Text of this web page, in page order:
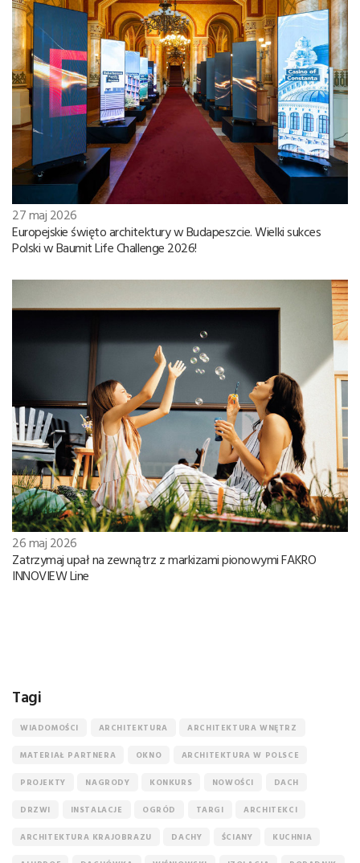
27 maj 2026
Europejskie święto architektury w Budapeszcie. Wielki sukces
Polski w Baumit Life Challenge 2026!
26 maj 2026
Zatrzymaj upał na zewnątrz z markizami pionowymi FAKRO
INNOVIEW Line
Tagi
WIADOMOŚCI ARCHITEKTURA ARCHITEKTURA WNĘTRZ
MATERIAŁ PARTNERA OKNO ARCHITEKTURA W POLSCE
PROJEKTY NAGRODY KONKURS NOWOŚCI DACH
DRZWI INSTALACJE OGRÓD TARGI ARCHITEKCI
ARCHITEKTURA KRAJOBRAZU DACHY ŚCIANY KUCHNIA